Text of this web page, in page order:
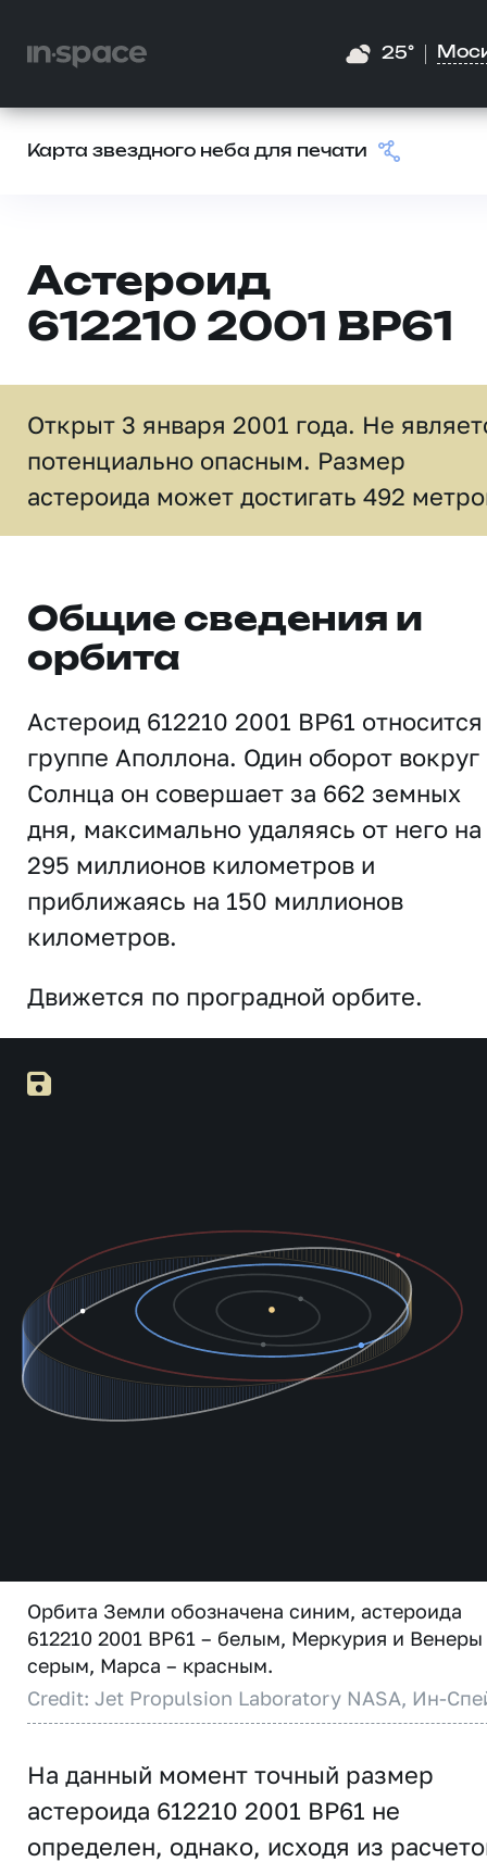
25°
Карта звездного неба для печати
Астероид
612210 2001 BP61
Открыт 3 января 2001 года. Не
потенциально опасным. Размер
астероида может достигать 492
Общие сведения и
орбита
Астероид 612210 2001 BP61
группе Аполлона. Один оборот вокруг
Солнца он совершает за 662 земных
дня, максимально удаляясь от него на
295 миллионов километров и
приближаясь на 150 миллионов
километров.
Движется по проградной орбите.
Орбита Земли обозначена синим, астероида
612210 2001 BP61 – белым, Меркурия и Венеры
серым, Марса – красным.
Credit: Jet Propulsion Laboratory NASA, Ин-
На данный момент точный размер
астероида 612210 2001 BP61 не
определен, однако, исходя из